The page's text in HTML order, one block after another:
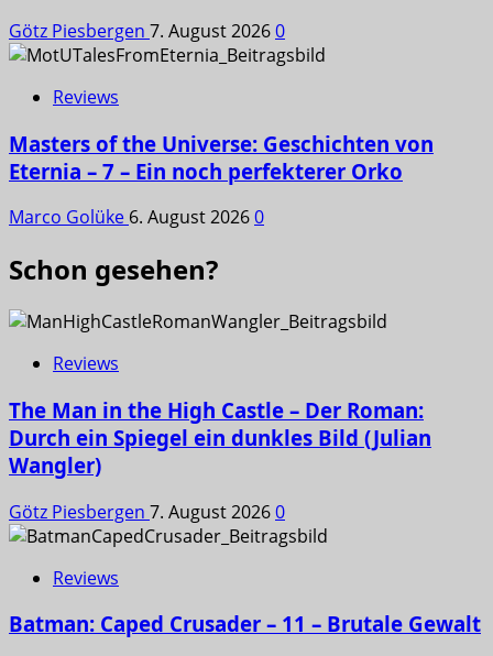
Götz Piesbergen 7. August 20260
Reviews
Masters of the Universe: Geschichten von
Eternia – 7 – Ein noch perfekterer Orko
Marco Golüke 6. August 20260
Schon gesehen?
Reviews
The Man in the High Castle – Der Roman:
Durch ein Spiegel ein dunkles Bild (Julian
Wangler)
Götz Piesbergen 7. August 20260
Reviews
Batman: Caped Crusader – 11 – Brutale Gewalt